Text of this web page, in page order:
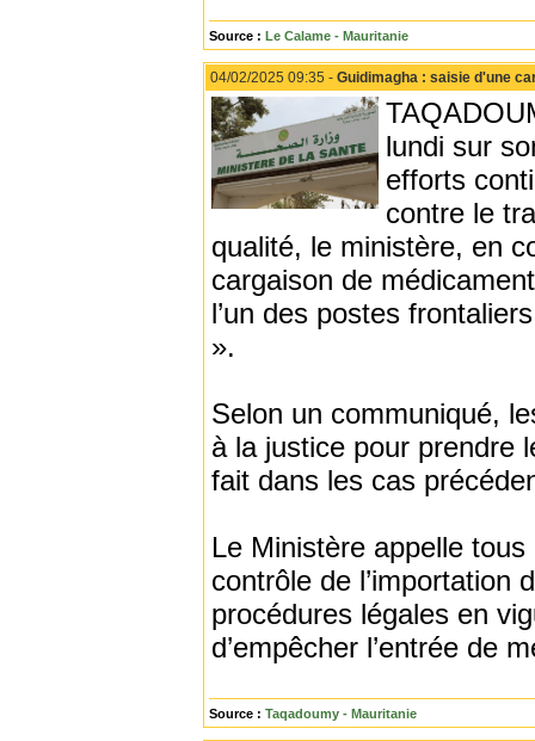
Source : Le Calame - Mauritanie
04/02/2025 09:35 - Guidimagha : saisie d'une
lundi sur
efforts
contre le
qualité, le ministère, en
cargaison de
l’un des postes
».
Selon un communiqué,
à la justice pour prendre
fait dans les cas
Le Ministère appelle
contrôle de l’importation
procédures légales en
d’empêcher l’entrée de
Source : Taqadoumy - Mauritanie